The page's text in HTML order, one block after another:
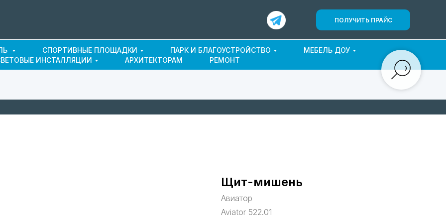
ПОЛУЧИТЬ ПРАЙС
СПОРТИВНЫЕ ПЛОЩАДКИ ПАРК И БЛАГОУСТРОЙСТВО
МЕБЕЛЬ ДОУ
ИНСТАЛЛЯЦИИ
АРХИТЕКТОРАМ РЕМОНТ
Щит-мишень
Авиатор
Aviator 522.01